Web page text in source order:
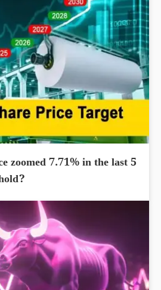
zoomed 7.71% in the last 5